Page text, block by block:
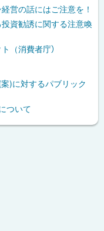
営の話にはご注意を！
資勧誘に関する注意喚
（消費者庁）
)に対するパブリック
ついて